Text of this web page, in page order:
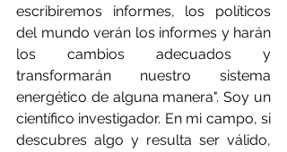
escribiremos informes, los políticos
del mundo verán los informes y harán
los cambios adecuados y
transformarán nuestro sistema
energético de alguna manera". Soy un
científico investigador. En mi campo, si
descubres algo y resulta ser válido,